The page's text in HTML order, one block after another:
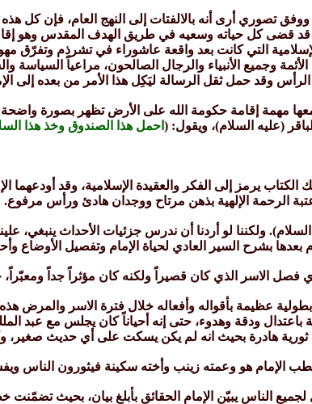
تصوري أرى أنه بالالفتات إلى النهج العام، فإن كل
قضى كل حياته وسعيه في طريق الهدف المقدس وهو
التي كانت بعد واقعة عاشوراء في تشرذم وتفرّق
وقد حمل ثقل الرسالة ليَكِل هذا الأمر من بعده إلى
ومعها مهمة إقامة حكومة الله على الأرض تظهر بصورة
(عليه السلام)، ويقول: ( احمل هذا الصندوق وخذ هذا
يرمز إلى الفكر والعقيدة الإسلامية، وقد أودعهما
عتبة الرحمة الإلهية بذهن مرتاح ووجدان هادئ ورأس مرفوع.
ولكننا لو أردنا أن ندرس جزئيات الأحداث ينبغي،
بعدها بشرح السير العادي لحياة الإمام وتفصيل الأوضاع
فصل الاسر الذي كان قصيراً ولكنه كان مؤثراً جداً
عظيمة بأقواله وأفعاله خلال فترة الاسر والمرض
باعتدال ودقة وهدوء، حتى إنه أحياناً كان يجلس مع
ثورية هادرة بحيث انه لم يكن يسكت على أي حديث صغير،
الإمام هو وعمته زينب وأخته سكينة فيثورون الناس
الناس يبيّن الإمام الحقائق بأبلغ بيان، بحيث تضمّنت